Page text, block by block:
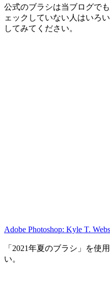
公式のブラシは当ブログで
ェックしていない人はいろ
してみてください。
Adobe Photoshop: Kyle T.
「2021年夏のブラシ」を使
い。